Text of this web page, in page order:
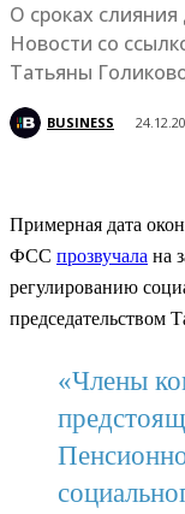
О сроках
Новости со
Татьяны
BUSINESS
Примерная дата
ФСС прозвучала на
регулированию
председательством
«Члены